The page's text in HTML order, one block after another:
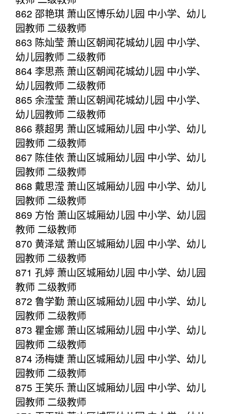
862 邵艳琪 萧山区博乐幼儿园 中小学、幼儿
园教师 二级教师
863 陈灿莹 萧山区朝闻花城幼儿园 中小学、
幼儿园教师 二级教师
864 李思燕 萧山区朝闻花城幼儿园 中小学、
幼儿园教师 二级教师
865 余滢莹 萧山区朝闻花城幼儿园 中小学、
幼儿园教师 二级教师
866 蔡超男 萧山区城厢幼儿园 中小学、幼儿
园教师 二级教师
867 陈佳依 萧山区城厢幼儿园 中小学、幼儿
园教师 二级教师
868 戴思滢 萧山区城厢幼儿园 中小学、幼儿
园教师 二级教师
869 方怡 萧山区城厢幼儿园 中小学、幼儿园
教师 二级教师
870 黄泽斌 萧山区城厢幼儿园 中小学、幼儿
园教师 二级教师
871 孔婷 萧山区城厢幼儿园 中小学、幼儿园
教师 二级教师
872 鲁学勤 萧山区城厢幼儿园 中小学、幼儿
园教师 二级教师
873 瞿金娜 萧山区城厢幼儿园 中小学、幼儿
园教师 二级教师
874 汤梅婕 萧山区城厢幼儿园 中小学、幼儿
园教师 二级教师
875 王笑乐 萧山区城厢幼儿园 中小学、幼儿
园教师 二级教师